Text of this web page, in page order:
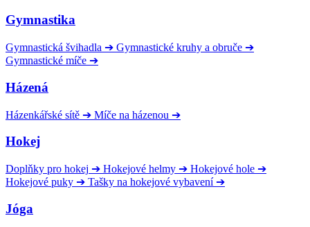
Gymnastika
Gymnastická švihadla ➔ Gymnastické kruhy a obruče ➔
Gymnastické míče ➔
Házená
Házenkářské sítě ➔ Míče na házenou ➔
Hokej
Doplňky pro hokej ➔ Hokejové helmy ➔ Hokejové hole ➔
Hokejové puky ➔ Tašky na hokejové vybavení ➔
Jóga